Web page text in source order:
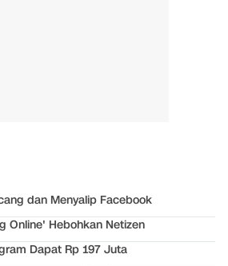
dan Menyalip Facebook
Online' Hebohkan Netizen
Dapat Rp 197 Juta